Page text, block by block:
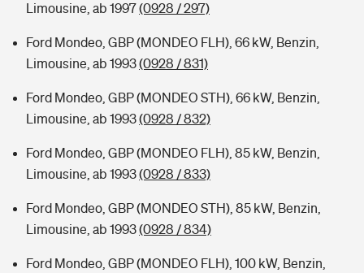
Sie haben Fragen?
Limousine, ab 1997(0928 / 297)
Ford Mondeo, GBP (MONDEO FLH), 66 kW, Benzin,
Limousine, ab 1993(0928 / 831)
Ford Mondeo, GBP (MONDEO STH), 66 kW, Benzin,
Limousine, ab 1993(0928 / 832)
Ford Mondeo, GBP (MONDEO FLH), 85 kW, Benzin,
Limousine, ab 1993(0928 / 833)
Ford Mondeo, GBP (MONDEO STH), 85 kW, Benzin,
Limousine, ab 1993(0928 / 834)
Ford Mondeo, GBP (MONDEO FLH), 100 kW, Benzin,